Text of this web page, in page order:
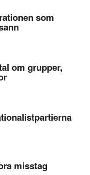
som
om grupper,
misstag